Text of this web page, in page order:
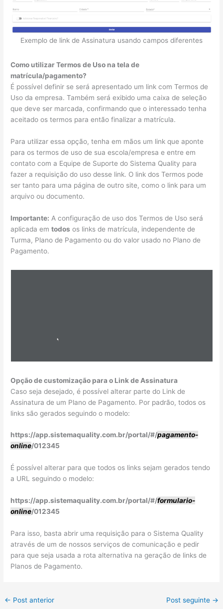
Exemplo de link de Assinatura usando campos diferentes
Como utilizar Termos de Uso na tela de
matrícula/pagamento?
É possível definir se será apresentado um link com Termos de
Uso da empresa. Também será exibido uma caixa de seleção
que deve ser marcada, confirmando que o interessado tenha
aceitado os termos para então finalizar a matrícula.
Para utilizar essa opção, tenha em mãos um link que aponte
para os termos de uso de sua escola/empresa e entre em
contato com a Equipe de Suporte do Sistema Quality para
fazer a requisição do uso desse link. O link dos Termos pode
ser tanto para uma página de outro site, como o link para um
arquivo ou documento.
Importante: A configuração de uso dos Termos de Uso será
aplicada emtodos os links de matrícula, independente de
Turma, Plano de Pagamento ou do valor usado no Plano de
Pagamento.
Opção de customização para o Link de Assinatura
Caso seja desejado, é possível alterar parte do Link de
Assinatura de um Plano de Pagamento. Por padrão, todos os
links são gerados seguindo o modelo:
https://app.sistemaquality.com.br/portal/#/pagamento-
online/012345
É possível alterar para que todos os links sejam gerados tendo
a URL seguindo o modelo:
https://app.sistemaquality.com.br/portal/#/formulario-
online/012345
Para isso, basta abrir uma requisição para o Sistema Quality
através de um de nossos serviços de comunicação e pedir
para que seja usada a rota alternativa na geração de links de
Planos de Pagamento.
← Post anterior Post seguinte →